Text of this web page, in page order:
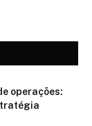
operações: